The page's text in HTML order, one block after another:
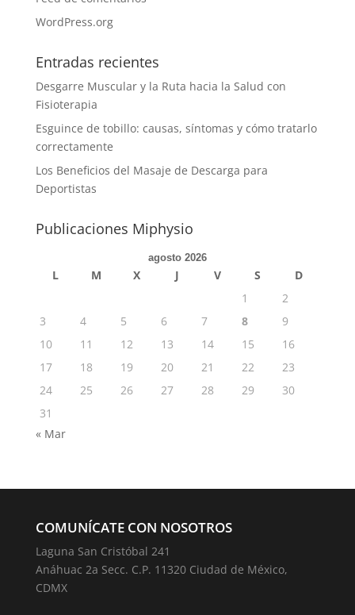
WordPress.org
Entradas recientes
Desgarre Muscular y la Ruta hacia la Salud con
Fisioterapia
Esguince de tobillo: causas, síntomas y cómo tratarlo
correctamente
Los Beneficios del Masaje de Descarga para
Deportistas
Publicaciones Miphysio
agosto 2026
L M X J V S
D
1
2
3
4 5 6 7 8
9
10
11 12 13 14 15
16
17
18 19 20 21 22
23
24
25 26 27 28 29
30
31
« Mar
COMUNÍCATE CON NOSOTROS
Laguna San Cristóbal 241
Anáhuac 2a Secc. C.P. 11320 Ciudad de México,
CDMX